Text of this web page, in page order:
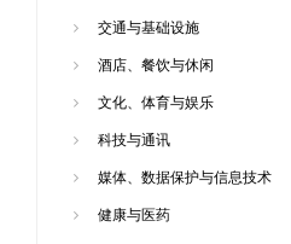
交通与基础设施
酒店、餐饮与休闲
文化、体育与娱乐
科技与通讯
媒体、数据保护与信息技术
健康与医药